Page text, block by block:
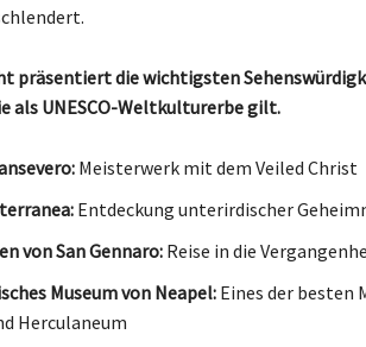
präsentiert die wichtigsten
als UNESCO-Weltkulturerbe gilt.
Meisterwerk mit dem Veiled Christ
Entdeckung unterirdischer
von San Gennaro:Reise in die
Museum von Neapel:Eines der besten
Herculaneum